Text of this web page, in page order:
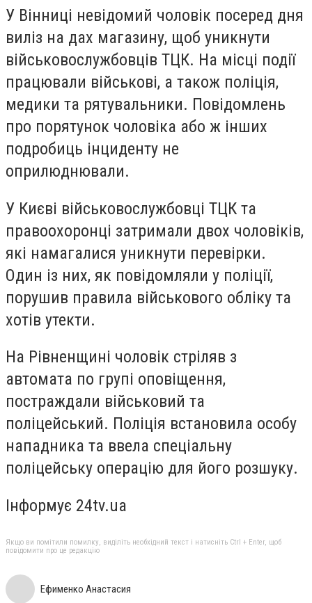
У Вінниці невідомий чоловік посеред дня
виліз на дах магазину, щоб уникнути
військовослужбовців ТЦК. На місці події
працювали військові, а також поліція,
медики та рятувальники. Повідомлень
про порятунок чоловіка або ж інших
подробиць інциденту не
оприлюднювали.
У Києві військовослужбовці ТЦК та
правоохоронці затримали двох чоловіків,
які намагалися уникнути перевірки.
Один із них, як повідомляли у поліції,
порушив правила військового обліку та
хотів утекти.
На Рівненщині чоловік стріляв з
автомата по групі оповіщення,
постраждали військовий та
поліцейський. Поліція встановила особу
нападника та ввела спеціальну
поліцейську операцію для його розшуку.
Інформує 24tv.ua
Якщо ви помітили помилку, виділіть необхідний текст і натисніть Ctrl + Enter, щоб
повідомити про це редакцію
Ефименко Анастасия